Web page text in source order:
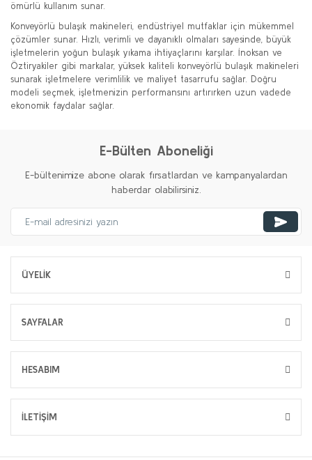
ömürlü kullanım sunar.
Konveyörlü bulaşık makineleri, endüstriyel mutfaklar için mükemmel
çözümler sunar. Hızlı, verimli ve dayanıklı olmaları sayesinde, büyük
işletmelerin yoğun bulaşık yıkama ihtiyaçlarını karşılar. İnoksan ve
Öztiryakiler gibi markalar, yüksek kaliteli konveyörlü bulaşık makineleri
sunarak işletmelere verimlilik ve maliyet tasarrufu sağlar. Doğru
modeli seçmek, işletmenizin performansını artırırken uzun vadede
ekonomik faydalar sağlar.
E-Bülten Aboneliği
E-bültenimize abone olarak fırsatlardan ve kampanyalardan
haberdar olabilirsiniz.
ÜYELİK
SAYFALAR
HESABIM
İLETİŞİM